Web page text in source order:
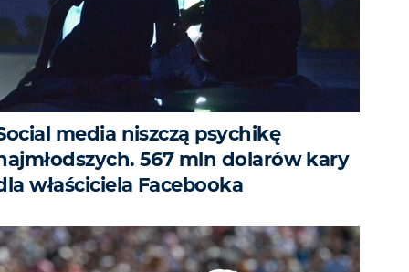
media niszczą psychikę
567 mln dolarów kary
właściciela Facebooka